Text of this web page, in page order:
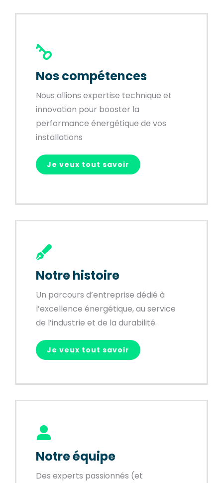
Nos compétences
Nous allions expertise technique et
innovation pour booster la
performance énergétique de vos
installations
Je veux tout savoir
Notre histoire
Un parcours d’entreprise dédié à
l’excellence énergétique, au service
de l’industrie et de la durabilité.
Je veux tout savoir
Notre équipe
Des experts passionnés (et